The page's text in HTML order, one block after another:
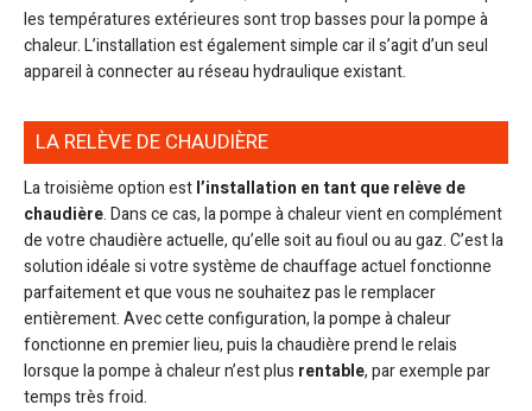
les températures extérieures sont trop basses pour la pompe à
chaleur. L’installation est également simple car il s’agit d’un seul
appareil à connecter au réseau hydraulique existant.
LA RELÈVE DE CHAUDIÈRE
La troisième option estl’installation en tant que relève de
chaudière. Dans ce cas, la pompe à chaleur vient en complément
de votre chaudière actuelle, qu’elle soit au fioul ou au gaz. C’est la
solution idéale si votre système de chauffage actuel fonctionne
parfaitement et que vous ne souhaitez pas le remplacer
entièrement. Avec cette configuration, la pompe à chaleur
fonctionne en premier lieu, puis la chaudière prend le relais
lorsque la pompe à chaleur n’est plus rentable, par exemple par
temps très froid.